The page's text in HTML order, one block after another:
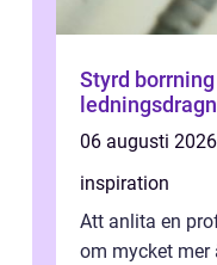
Styrd borrning effektiv
06 augusti 2026
inspiration
Att anlita en
om mycket